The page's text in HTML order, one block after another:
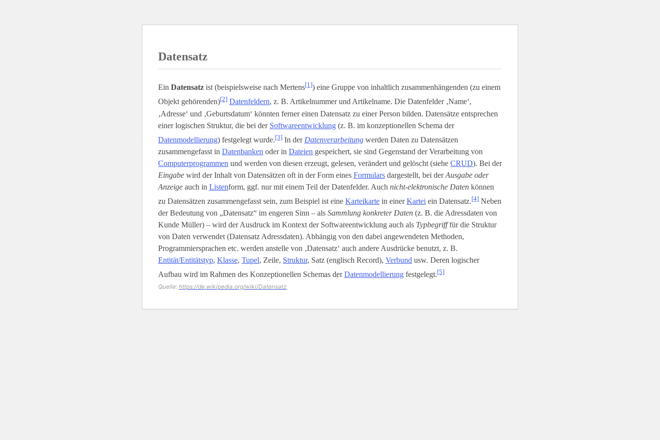
Datensatz
Ein Datensatz ist (beispielsweise nach Mertens[1]) eine Gruppe von inhaltlich zusammenhängenden (zu einem
Objekt gehörenden)[2] Datenfeldern, z. B. Artikelnummer und Artikelname. Die Datenfelder ‚Name‘,
‚Adresse‘ und ‚Geburtsdatum‘ könnten ferner einen Datensatz zu einer Person bilden. Datensätze entsprechen
einer logischen Struktur, die bei der Softwareentwicklung (z. B. im konzeptionellen Schema der
Datenmodellierung) festgelegt wurde.[3] In der Datenverarbeitung werden Daten zu Datensätzen
zusammengefasst in Datenbanken oder in Dateien gespeichert, sie sind Gegenstand der Verarbeitung von
Computerprogrammen und werden von diesen erzeugt, gelesen, verändert und gelöscht (siehe CRUD). Bei der
Eingabe wird der Inhalt von Datensätzen oft in der Form eines Formulars dargestellt, bei derAusgabe oder
Anzeige auch in Listen­form, ggf. nur mit einem Teil der Datenfelder. Auch nicht-elektronische Daten können
zu Datensätzen zusammengefasst sein, zum Beispiel ist eine Karteikarte in einerKartei ein Datensatz.[4] Neben
der Bedeutung von „Datensatz“ im engeren Sinn – als Sammlung konkreter Daten (z. B. die Adressdaten von
Kunde Müller) – wird der Ausdruck im Kontext der Softwareentwicklung auch als Typbegrifffür die Struktur
von Daten verwendet (Datensatz Adressdaten). Abhängig von den dabei angewendeten Methoden,
Programmiersprachen etc. werden anstelle von ‚Datensatz‘ auch andere Ausdrücke benutzt, z. B.
Entität/Entitätstyp, Klasse, Tupel, Zeile, Struktur, Satz (englisch Record), Verbund usw. Deren logischer
Aufbau wird im Rahmen des Konzeptionellen Schemas derDatenmodellierung festgelegt.[5]
Quelle: https://de.wikipedia.org/wiki/Datensatz